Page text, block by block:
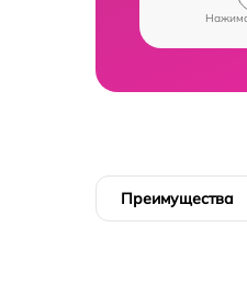
Преимущества